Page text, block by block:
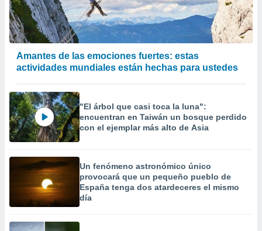
Amantes de las emociones fuertes: estas
actividades mundiales están hechas para ustedes
"El árbol que casi toca la luna":
encuentran en Taiwán un bosque perdido
con el ejemplar más alto de Asia
Un fenómeno astronómico único
provocará que un pequeño pueblo de
España tenga dos atardeceres el mismo
día